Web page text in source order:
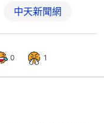
中天新聞網
0 1